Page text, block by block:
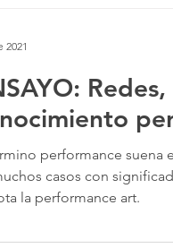
performance suena
casos con
la performance art.
2021